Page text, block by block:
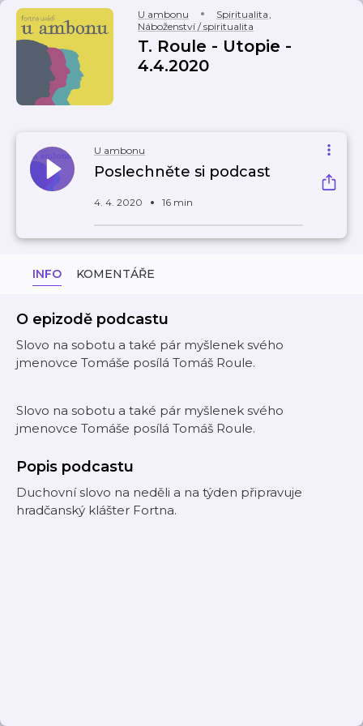
U ambonu Spiritualita,
Náboženství / spiritualita
T. Roule - Utopie -
4.4.2020
U ambonu
Poslechněte si podcast
4. 4. 2020 16 min
INFO KOMENTÁŘE
O epizodě podcastu
Slovo na sobotu a také pár myšlenek svého
jmenovce Tomáše posílá Tomáš Roule.
Slovo na sobotu a také pár myšlenek svého
jmenovce Tomáše posílá Tomáš Roule.
Popis podcastu
Duchovní slovo na neděli a na týden připravuje
hradčanský klášter Fortna.